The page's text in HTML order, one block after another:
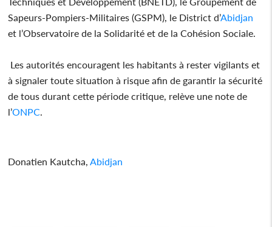
Sapeurs-Pompiers-Militaires (GSPM), le District d’Abidjan
et l’Observatoire de la Solidarité et de la Cohésion Sociale.
Les autorités encouragent les habitants à rester vigilants et
à signaler toute situation à risque afin de garantir la sécurité
de tous durant cette période critique, relève une note de
l’ONPC
Donatien Kautcha, Abidjan